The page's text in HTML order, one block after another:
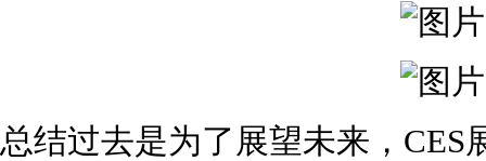
总结过去是为了展望未来，